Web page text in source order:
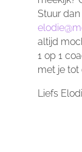
Stuur
altijd
1 op 1
met je tot
Liefs